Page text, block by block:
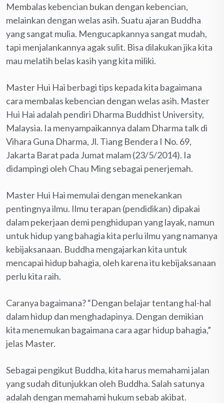
Membalas kebencian bukan dengan kebencian,
melainkan dengan welas asih. Suatu ajaran Buddha
yang sangat mulia. Mengucapkannya sangat mudah,
tapi menjalankannya agak sulit. Bisa dilakukan jika kita
mau melatih belas kasih yang kita miliki.
Master Hui Hai berbagi tips kepada kita bagaimana
cara membalas kebencian dengan welas asih. Master
Hui Hai adalah pendiri Dharma Buddhist University,
Malaysia. Ia menyampaikannya dalam Dharma talk di
Vihara Guna Dharma, Jl. Tiang Bendera I No. 69,
Jakarta Barat pada Jumat malam (23/5/2014). Ia
didampingi oleh Chau Ming sebagai penerjemah.
Master Hui Hai memulai dengan menekankan
pentingnya ilmu. Ilmu terapan (pendidikan) dipakai
dalam pekerjaan demi penghidupan yang layak, namun
untuk hidup yang bahagia kita perlu ilmu yang namanya
kebijaksanaan. Buddha mengajarkan kita untuk
mencapai hidup bahagia, oleh karena itu kebijaksanaan
perlu kita raih.
Caranya bagaimana? “Dengan belajar tentang hal-hal
dalam hidup dan menghadapinya. Dengan demikian
kita menemukan bagaimana cara agar hidup bahagia,”
jelas Master.
Sebagai pengikut Buddha, kita harus memahami jalan
yang sudah ditunjukkan oleh Buddha. Salah satunya
adalah dengan memahami hukum sebab akibat.